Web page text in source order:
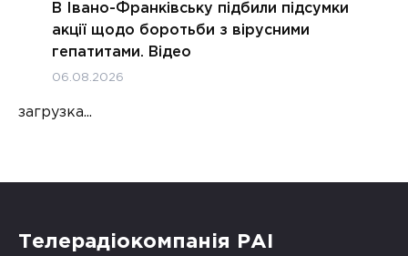
В Івано-Франківську підбили підсумки
акції щодо боротьби з вірусними
гепатитами. Відео
06.08.2026
загрузка...
Телерадіокомпанія РАІ